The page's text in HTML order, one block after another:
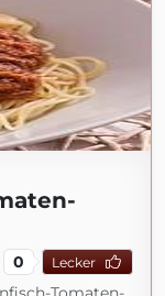
0 Lecker